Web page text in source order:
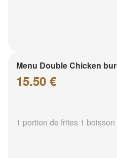
Menu Double Chicken
15.50 €
1 portion de frites 1